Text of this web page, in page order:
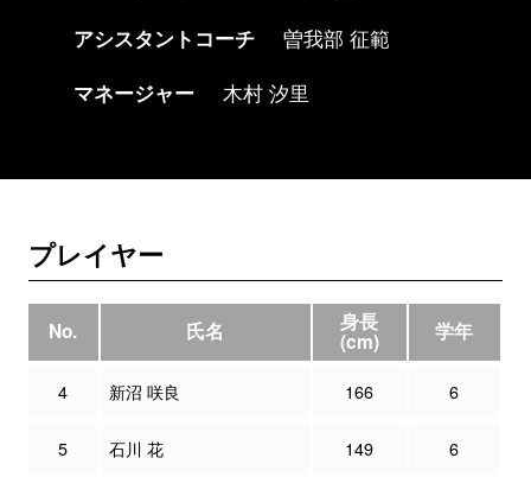
アシスタントコーチ
曽我部 征範
マネージャー
木村 汐里
プレイヤー
No. 氏名 身長
(cm) 学年
4 新沼 咲良 166 6
5 石川 花 149 6